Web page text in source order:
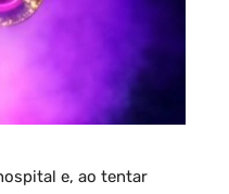
e, ao tentar